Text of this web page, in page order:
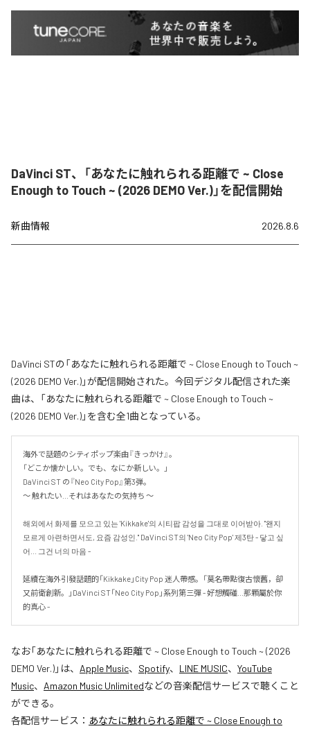
DaVinci ST、「あなたに触れられる距離で ~ Close
Enough to Touch ~ (2026 DEMO Ver.)」を配信開始
新曲情報 2026.8.6
DaVinci STの「あなたに触れられる距離で ~ Close Enough to Touch ~
(2026 DEMO Ver.)」が配信開始された。今回デジタル配信された楽
曲は、「あなたに触れられる距離で ~ Close Enough to Touch ~
(2026 DEMO Ver.)」を含む全1曲となっている。
海外で話題のシティポップ楽曲『きっかけ』。
「どこか懐かしい。でも、なにか新しい。」
DaVinci ST の『Neo City Pop』第3弾。
〜 触れたい...それはあなたの気持ち 〜
해외에서 화제를 모으고 있는 'Kikkake'의 시티팝 감성을 그대로 이어받아. "왠지
모르게 아련하면서도, 요즘 감성인." DaVinci ST의 'Neo City Pop' 제3탄 - 닿고 싶
어... 그건 너의 마음 -
延續在海外引發話題的「Kikkake」City Pop 迷人帶感。「莫名帶點復古懷舊，卻
又前衛創新。」DaVinci ST「Neo City Pop」系列第三彈 - 好想觸碰...那顆屬於你
的真心 -
なお「あなたに触れられる距離で ~ Close Enough to Touch ~ (2026
DEMO Ver.)」は、 Apple Music、 Spotify、 LINE MUSIC、 YouTube
Music、 Amazon Music Unlimitedなどの音楽配信サービスで聴くこと
ができる。
各配信サービス： あなたに触れられる距離で ~ Close Enough to